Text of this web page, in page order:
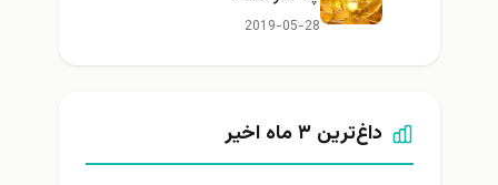
2019-05-28
داغ‌ترین ۳ ماه اخیر